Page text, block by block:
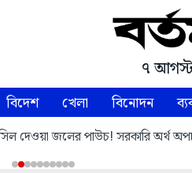
৭
বিদেশ খেলা বিনোদন
দেওয়া জলের পাউচ! সরকারি অর্থ